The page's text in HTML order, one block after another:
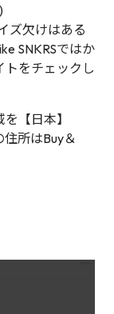
ズ欠けはある
SNKRSではか
トをチェックし
【日本】
所はBuy＆